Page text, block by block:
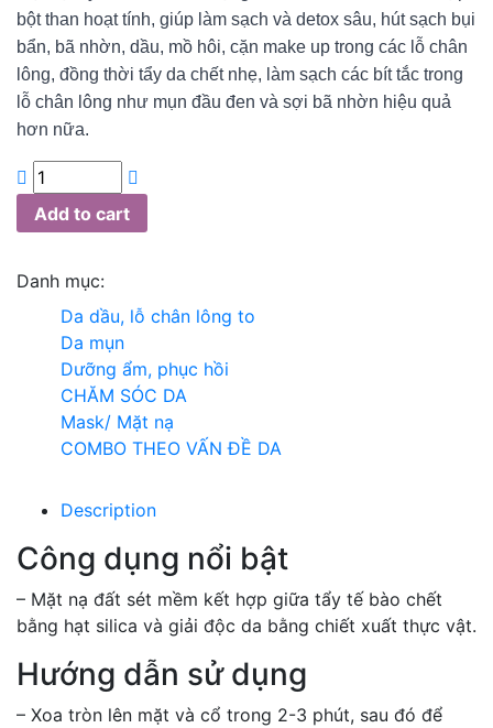
bột than hoạt tính, giúp làm sạch và detox sâu, hút sạch bụi
bẩn, bã nhờn, dầu, mồ hôi, cặn make up trong các lỗ chân
lông, đồng thời tẩy da chết nhẹ, làm sạch các bít tắc trong
lỗ chân lông như mụn đầu đen và sợi bã nhờn hiệu quả
hơn nữa.
Add to cart
Danh mục:
Da dầu, lỗ chân lông to
Da mụn
Dưỡng ẩm, phục hồi
CHĂM SÓC DA
Mask/ Mặt nạ
COMBO THEO VẤN ĐỀ DA
Description
Công dụng nổi bật
– Mặt nạ đất sét mềm kết hợp giữa tẩy tế bào chết
bằng hạt silica và giải độc da bằng chiết xuất thực vật.
Hướng dẫn sử dụng
– Xoa tròn lên mặt và cổ trong 2-3 phút, sau đó để